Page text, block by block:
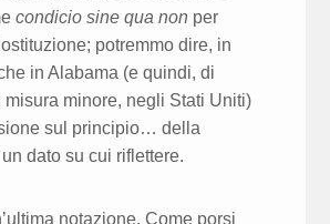
condicio sine qua non per
potremmo dire, in
in Alabama (e quindi, di
misura minore, negli Stati Uniti)
sul principio… della
un dato su cui riflettere.
notazione. Come porsi